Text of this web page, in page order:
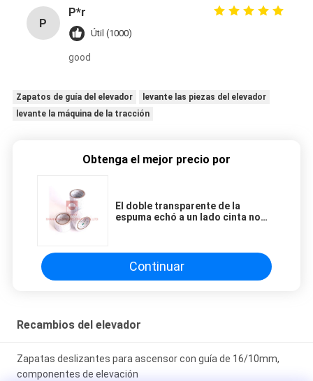
P
P*r
Útil (1000)
good
Zapatos de guía del elevador
levante las piezas del elevador
levante la máquina de la tracción
Obtenga el mejor precio por
El doble transparente de la
espuma echó a un lado cinta no
Continuar
Recambios del elevador
Zapatas deslizantes para ascensor con guía de 16/10mm,
componentes de elevación